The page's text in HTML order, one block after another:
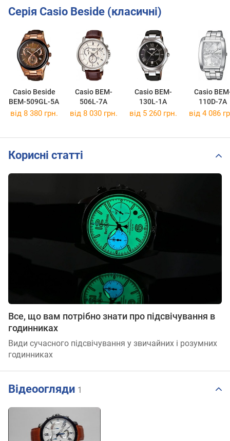
Серія Casio Beside (класичні)
Casio Beside
BEM-509GL-5A
Casio BEM-
506L-7A
Casio BEM-
130L-1A
Casio
110D-7A
від 8 380 грн. від 8 030 грн. від 5 260 грн. від 4 086
Корисні статті
Все, що вам потрібно знати про підсвічування в
годинниках
Види сучасного підсвічування у звичайних і розумних
годинниках
Відеоогляди 1